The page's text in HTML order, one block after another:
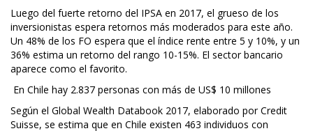
Luego del fuerte retorno del IPSA en 2017, el grueso de los
inversionistas espera retornos más moderados para este año.
Un 48% de los FO espera que el índice rente entre 5 y 10%, y un
36% estima un retorno del rango 10-15%. El sector bancario
aparece como el favorito.
En Chile hay 2.837 personas con más de US$ 10 millones
Según el Global Wealth Databook 2017, elaborado por Credit
Suisse, se estima que en Chile existen 463 individuos con